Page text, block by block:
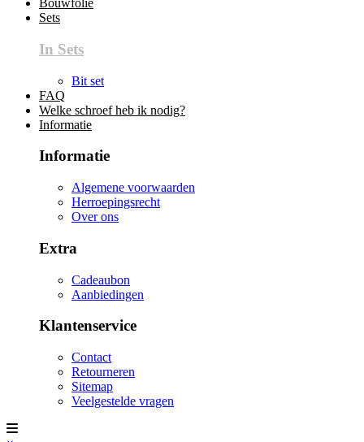
Bouwfolie
Sets
In Sets
Bit set
FAQ
Welke schroef heb ik nodig?
Informatie
Informatie
Algemene voorwaarden
Herroepingsrecht
Over ons
Extra
Cadeaubon
Aanbiedingen
Klantenservice
Contact
Retourneren
Sitemap
Veelgestelde vragen